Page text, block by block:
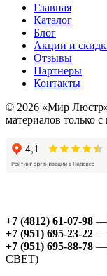
Главная
Каталог
Блог
Акции и
Отзывы
Партнеры
Контакты
© 2026 «Мир
материалов только
+7 (4812) 61-07-98 —
+7 (951) 695-23-22 —
+7 (951) 695-88-78 —
СВЕТ)